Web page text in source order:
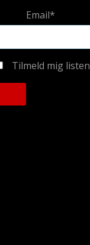
Email*
Tilmeld mig listen